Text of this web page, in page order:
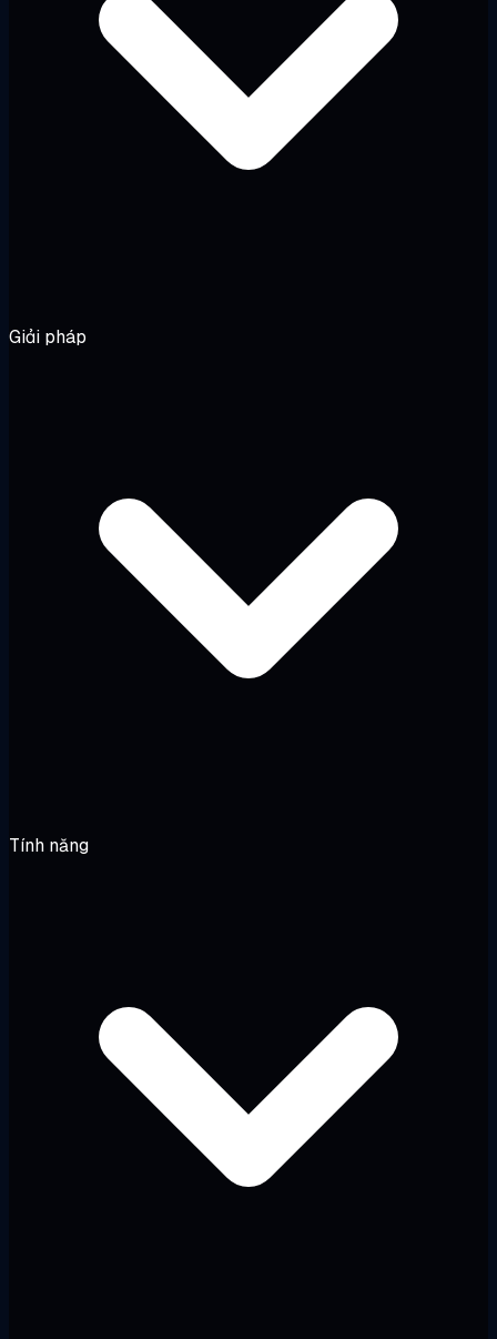
Giải pháp
Tính năng